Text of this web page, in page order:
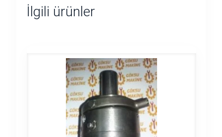
İlgili ürünler